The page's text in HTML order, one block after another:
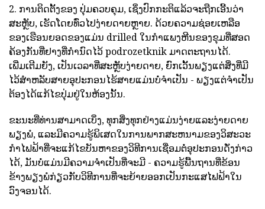
2. ການຕິດຕັ້ງຂອງ ປຸ່ມຄວບຄຸມ, ເຊິ່ງປົກກະຕິແລ້ວຈະຖືກເອີ້ນວ່າ
ສະຫຼັບ, ເຮັດໂດຍທົ່ວໄປງ່າຍດາຍຫຼາຍ. ດ້ວຍຄວາມຊ່ອຍເຫລືອ
ຂອງເຮືອນຍອດຂອງແມ່ນ drilled ໃນກໍາແພງຫີນຂອງຂຸມທີ່ສອດ
ຄ້ອງກັນທີ່ຢາງທີ່ກໍານົດໄວ້ podrozetknik ມາດຕະຖານໄດ້.
ເພີ່ມເຕີມຍັງ, ເປັນເວລາທີ່ສະຫຼັບງ່າຍດາຍ, ຍົກເວັ້ນພຽງແຕ່ສິ່ງທີ່ມີ
ໄວ້ສໍາຫລັບສາຍອຸປະກອນໄຮ້ສາຍແມ່ນບໍ່ຈໍາເປັນ - ພຽງແຕ່ຈໍາເປັນ
ຕ້ອງໄດ້ແກ້ໄຂປຸ່ມຢູ່ໃນຫ້ອງນັ້ນ.
ຂະນະທີ່ທ່ານສາມາດເບິ່ງ, ທຸກສິ່ງທຸກຢ່າງແມ່ນງ່າຍແລະງ່າຍດາຍ
ພຽງພໍ, ແລະມີຄວາມຮູ້ພິເສດໃນການພາກສະຫນາມຂອງວິສະວະ
ກໍາໄຟຟ້າທີ່ຈະແກ້ໄຂບັນຫາຂອງວິທີການເຊື່ອມຕໍ່ອຸປະກອນດັ່ງກ່າວ
ໄດ້, ມັນບໍ່ແມ່ນມີຄວາມຈໍາເປັນທີ່ຈະມີ - ຄວາມຮູ້ພື້ນຖານທີ່ຂ້ອນ
ຂ້າງພຽງພໍກ່ຽວກັບວິທີການທີ່ຈະຍ້າຍອອກເປັນກະແສໄຟຟ້າໃນ
ວົງຈອນໄດ້.